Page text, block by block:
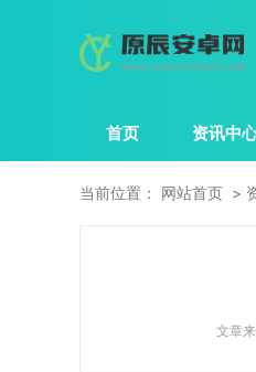
首页 资讯中
当前位置： 网站首页
文章来